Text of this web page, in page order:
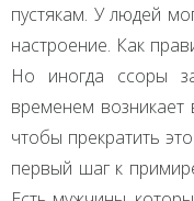
пустякам. У людей
настроение. Как
Но иногда ссоры
временем возникает
чтобы прекратить
первый шаг к